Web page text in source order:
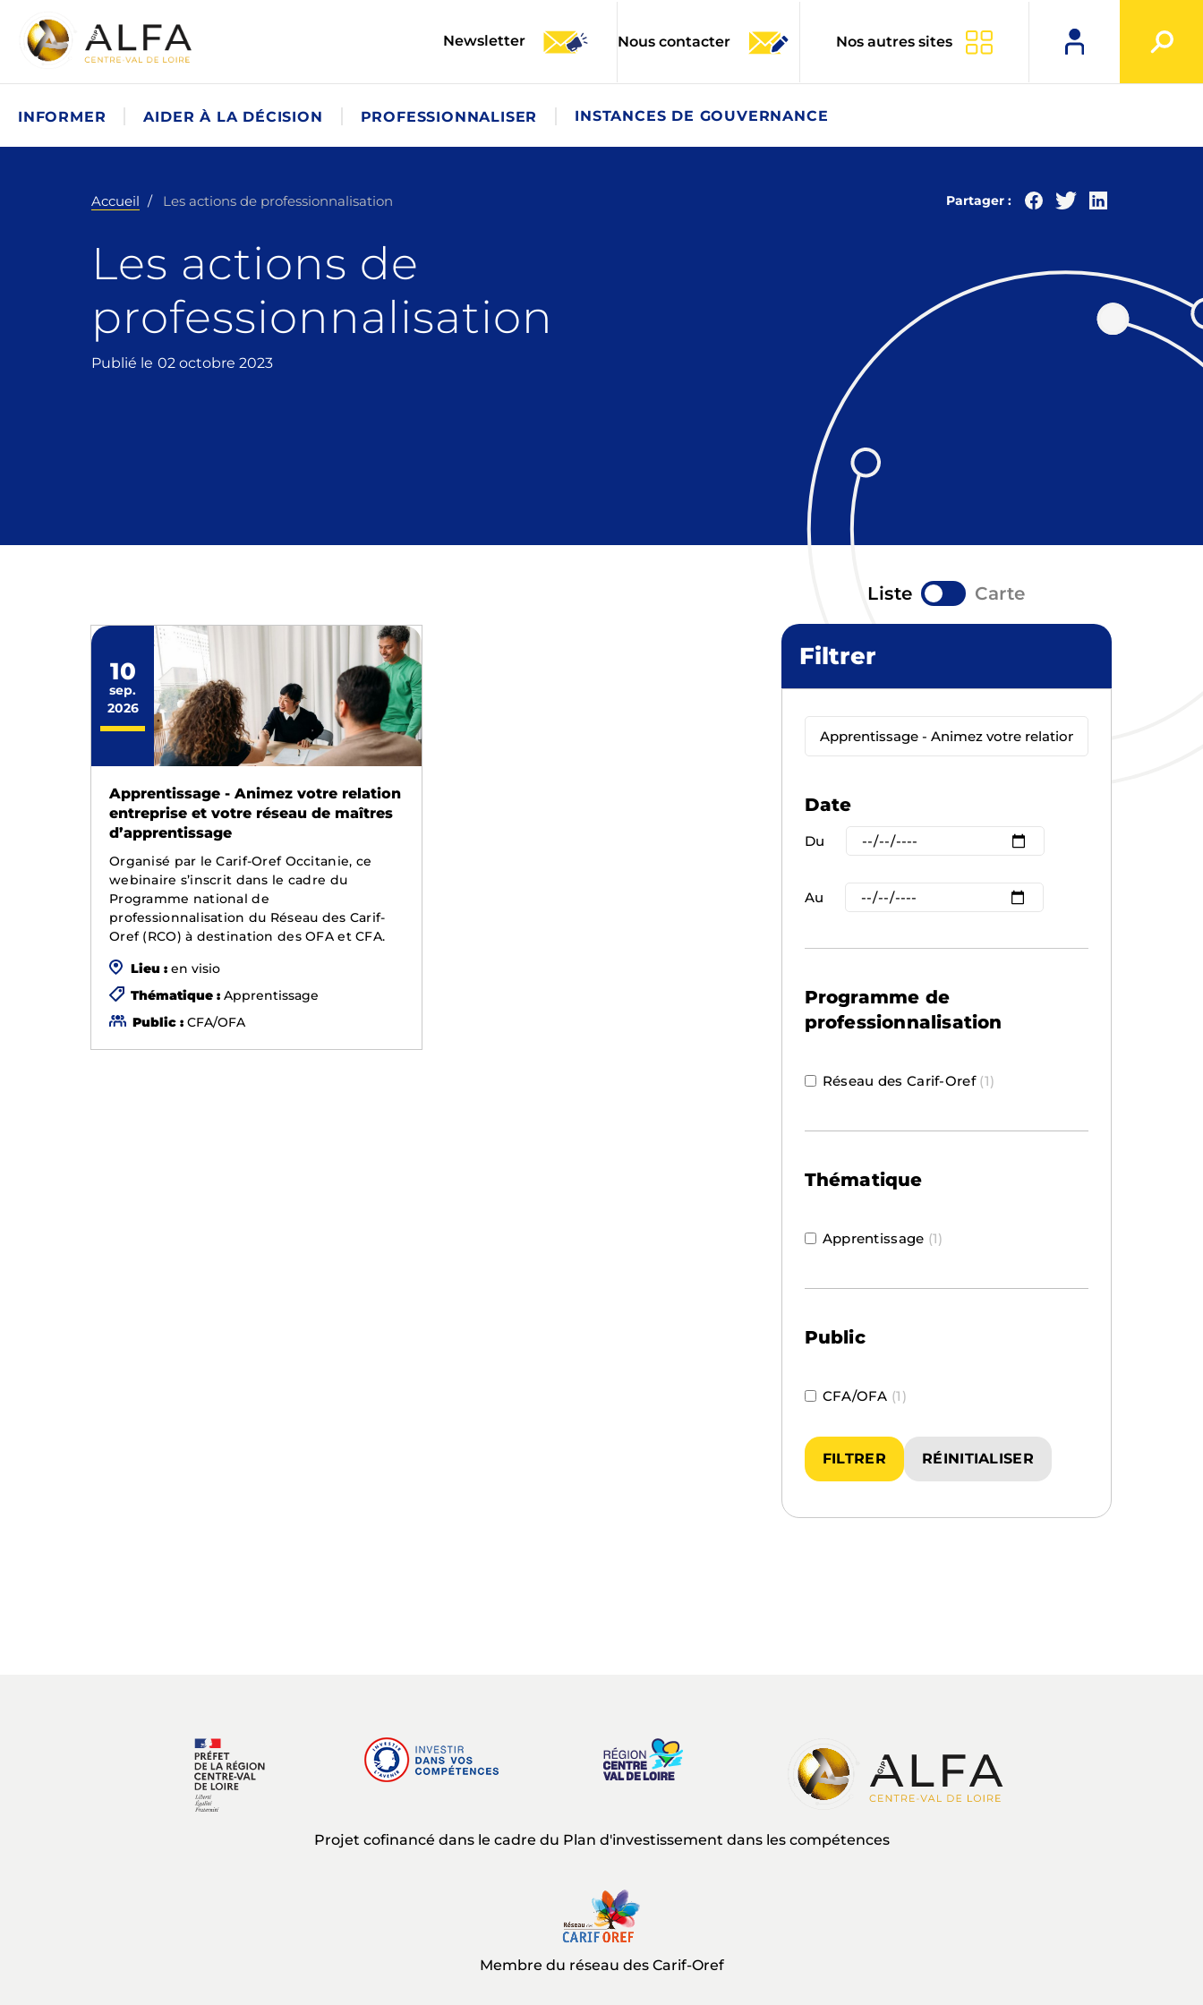
Newsletter Nous contacter Nos autres sites
INFORMER AIDER À LA DÉCISION PROFESSIONNALISER INSTANCES DE GOUVERNANCE
Accueil Les actions de professionnalisation Partager :
Les actions de
professionnalisation
Publié le 02 octobre 2023
10
sep.
2026
Apprentissage - Animez votre relation
entreprise et votre réseau de maîtres
d’apprentissage
Organisé par le Carif-Oref Occitanie, ce
webinaire s’inscrit dans le cadre du
Programme national de
professionnalisation du Réseau des Carif-
Oref (RCO) à destination des OFA et CFA.
Lieu : en visio
Thématique : Apprentissage
Public : CFA/OFA
Liste Carte
Filtrer
Date
Du
Au
Programme de
professionnalisation
Réseau des Carif-Oref (1)
Thématique
Apprentissage (1)
Public
CFA/OFA (1)
FILTRER RÉINITIALISER
Projet cofinancé dans le cadre du Plan d'investissement dans les compétences
Membre du réseau des Carif-Oref